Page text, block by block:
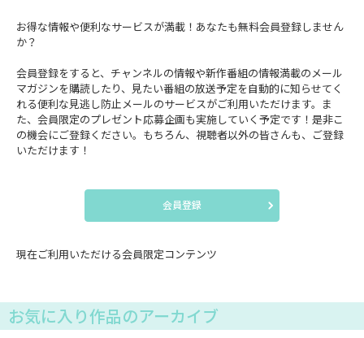
お得な情報や便利なサービスが満載！あなたも無料会員登録しません
か？
会員登録をすると、チャンネルの情報や新作番組の情報満載のメール
マガジンを購読したり、見たい番組の放送予定を自動的に知らせてく
れる便利な見逃し防止メールのサービスがご利用いただけます。ま
た、会員限定のプレゼント応募企画も実施していく予定です！是非こ
の機会にご登録ください。もちろん、視聴者以外の皆さんも、ご登録
いただけます！
会員登録
現在ご利用いただける会員限定コンテンツ
お気に入り作品のアーカイブ